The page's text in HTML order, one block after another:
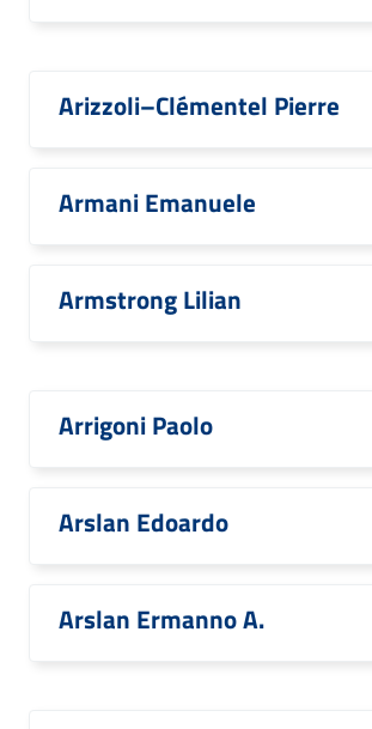
Arizzoli–Clémentel Pierre
Armani Emanuele
Armstrong Lilian
Arrigoni Paolo
Arslan Edoardo
Arslan Ermanno A.